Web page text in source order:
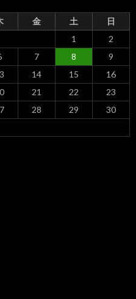
金 土
日
1
2
7 8
9
14 15
16
21 22
23
28 29
30